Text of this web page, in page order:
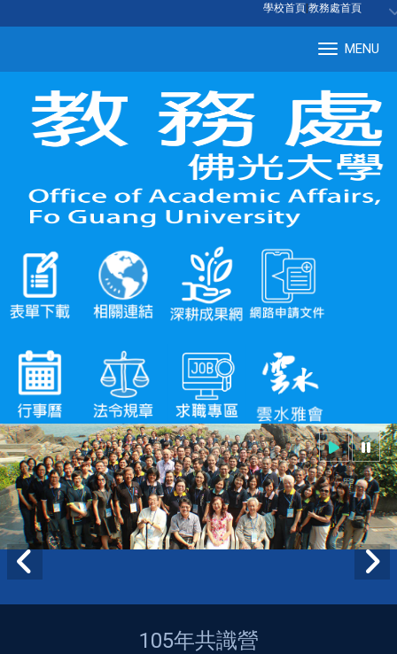
學校首頁 教務處首頁
MENU
105年共識營